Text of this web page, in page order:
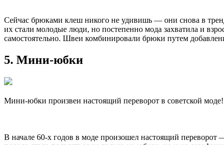
Сейчас брюками клеш никого не удивишь — они снова в
их стали молодые люди, но постепенно мода захватила и
самостоятельно. Швеи комбинировали брюки путем
5. Мини-юбки
Мини-юбки произвеи настоящий переворот в советской моде!
В начале 60-х годов в моде произошел настоящий